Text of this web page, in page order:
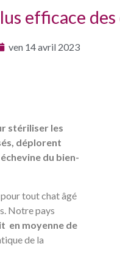
efficace
ven 14 avril 2023
stériliser les
déplorent
du bien-
pour tout chat âgé
Notre pays
en moyenne de
de la